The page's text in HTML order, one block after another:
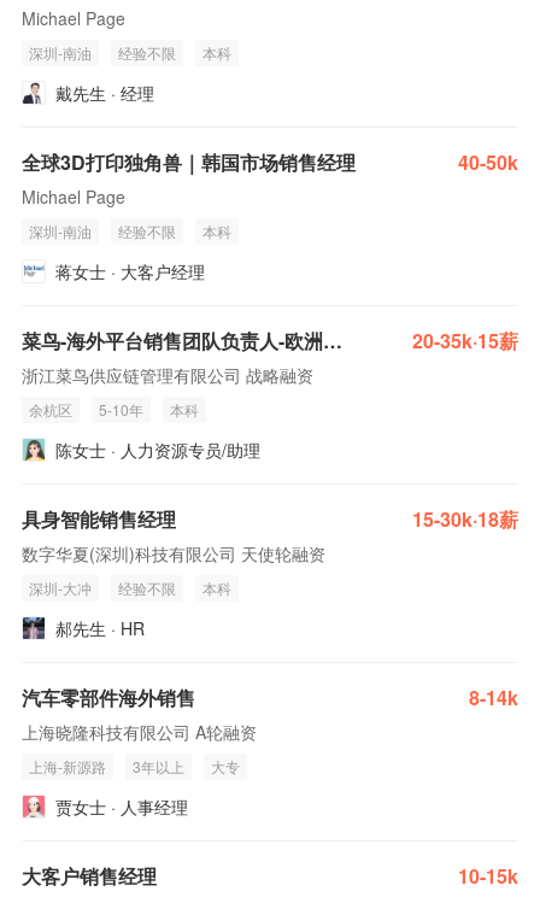
Michael Page
深圳-南油 经验不限 本科
戴先生 · 经理
全球3D打印独角兽｜韩国市场销售经理 40-50k
Michael Page
深圳-南油 经验不限 本科
蒋女士 · 大客户经理
菜鸟-海外平台销售团队负责人-欧洲跨境产品 20-35k·15薪
浙江菜鸟供应链管理有限公司 战略融资
余杭区 5-10年 本科
陈女士 · 人力资源专员/助理
具身智能销售经理 15-30k·18薪
数字华夏(深圳)科技有限公司 天使轮融资
深圳-大冲 经验不限 本科
郝先生 · HR
汽车零部件海外销售 8-14k
上海晓隆科技有限公司 A轮融资
上海-新源路 3年以上 大专
贾女士 · 人事经理
大客户销售经理 10-15k